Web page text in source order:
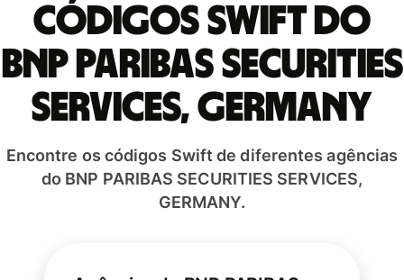
Códigos Swift do
BNP PARIBAS SECURITIES
SERVICES, GERMANY
Encontre os códigos Swift de diferentes agências
do BNP PARIBAS SECURITIES SERVICES,
GERMANY.